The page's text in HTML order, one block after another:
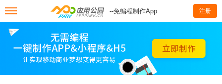
--免编程制作App 注册